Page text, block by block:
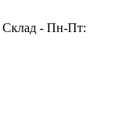
Склад - Пн-Пт: